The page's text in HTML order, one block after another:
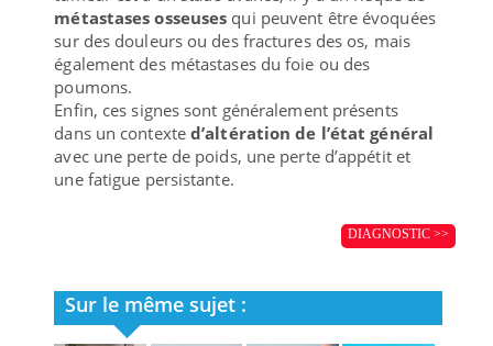
métastases osseuses qui peuvent être évoquées
sur des douleurs ou des fractures des os, mais
également des métastases du foie ou des
poumons.
Enfin, ces signes sont généralement présents
dans un contexted’altération de l’état général
avec une perte de poids, une perte d’appétit et
une fatigue persistante.
DIAGNOSTIC >>
Sur le même sujet :